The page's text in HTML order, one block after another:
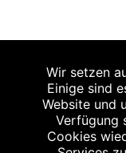
Abgabe in
und Satzfehler keine
Wir setzen
Einige sind
Website und
Verfügung
Cookies